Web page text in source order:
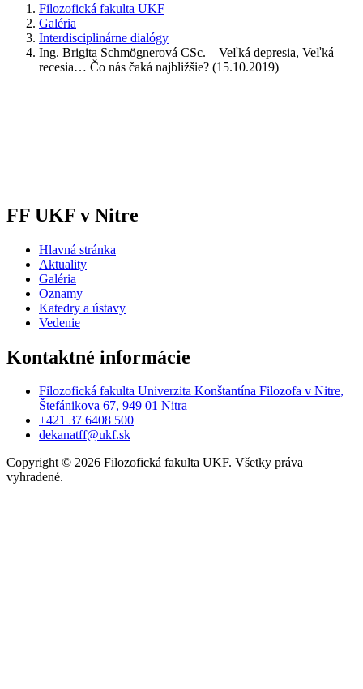
Filozofická fakulta UKF
Galéria
Interdisciplinárne dialógy
Ing. Brigita Schmögnerová CSc. – Veľká depresia, Veľká
recesia… Čo nás čaká najbližšie? (15.10.2019)
FF UKF v Nitre
Hlavná stránka
Aktuality
Galéria
Oznamy
Katedry a ústavy
Vedenie
Kontaktné informácie
Filozofická fakulta Univerzita Konštantína Filozofa v Nitre,
Štefánikova 67, 949 01 Nitra
+421 37 6408 500
dekanatff@ukf.sk
Copyright© 2026 Filozofická fakulta UKF. Všetky práva
vyhradené.